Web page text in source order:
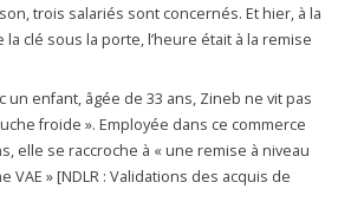
trois salariés sont concernés. Et hier, à la
clé sous la porte, l’heure était à la remise
un enfant, âgée de 33 ans, Zineb ne vit pas
froide ». Employée dans ce commerce
elle se raccroche à « une remise à niveau
VAE » [NDLR : Validations des acquis de